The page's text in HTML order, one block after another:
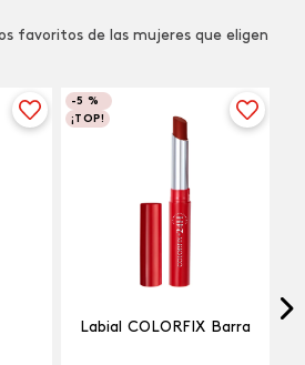
favoritos de las mujeres que eligen
-5 %
¡TOP!
Labial COLORFIX Barra